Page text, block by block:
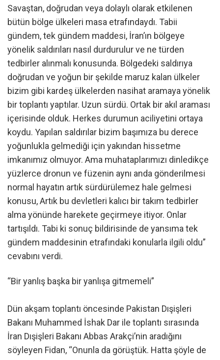
Savaştan, doğrudan veya dolaylı olarak etkilenen
bütün bölge ülkeleri masa etrafındaydı. Tabii
gündem, tek gündem maddesi, İran’ın bölgeye
yönelik saldırıları nasıl durdurulur ve ne türden
tedbirler alınmalı konusunda. Bölgedeki saldırıya
doğrudan ve yoğun bir şekilde maruz kalan ülkeler
bizim gibi kardeş ülkelerden nasihat aramaya yönelik
bir toplantı yaptılar. Uzun sürdü. Ortak bir akıl araması
içerisinde olduk. Herkes durumun aciliyetini ortaya
koydu. Yapılan saldırılar bizim başımıza bu derece
yoğunlukla gelmediği için yakından hissetme
imkanımız olmuyor. Ama muhataplarımızı dinledikçe
yüzlerce dronun ve füzenin aynı anda gönderilmesi
normal hayatın artık sürdürülemez hale gelmesi
konusu, Artık bu devletleri kalıcı bir takım tedbirler
alma yönünde harekete geçirmeye itiyor. Onlar
tartışıldı. Tabi ki sonuç bildirisinde de yansıma tek
gündem maddesinin etrafındaki konularla ilgili oldu”
cevabını verdi.
“Bir yanlış başka bir yanlışa gitmemeli”
Dün akşam toplantı öncesinde Pakistan Dışişleri
Bakanı Muhammed İshak Dar ile toplantı sırasında
İran Dışişleri Bakanı Abbas Arakçi’nin aradığını
söyleyen Fidan, “Onunla da görüştük. Hatta şöyle de